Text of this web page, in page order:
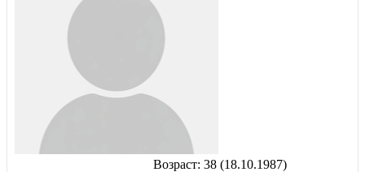
Возраст: 38 (18.10.1987)